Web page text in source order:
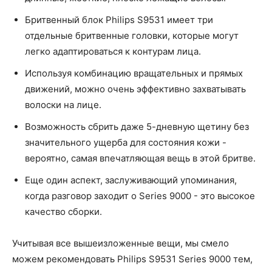
Бритвенный блок Philips S9531 имеет три
отдельные бритвенные головки, которые могут
легко адаптироваться к контурам лица.
Используя комбинацию вращательных и прямых
движений, можно очень эффективно захватывать
волоски на лице.
Возможность сбрить даже 5-дневную щетину без
значительного ущерба для состояния кожи -
вероятно, самая впечатляющая вещь в этой бритве.
Еще один аспект, заслуживающий упоминания,
когда разговор заходит о Series 9000 - это высокое
качество сборки.
Учитывая все вышеизложенные вещи, мы смело
можем рекомендовать Philips S9531 Series 9000 тем,